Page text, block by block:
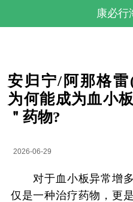
康必行
安归宁/阿那格雷
为何能成为血小
＂药物?
2026-06-29
对于血小板异常增多
仅是一种治疗药物，更